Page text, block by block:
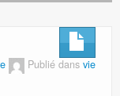
Publié dans vie